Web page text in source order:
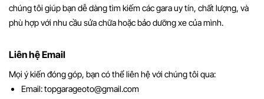
chúng tôi giúp bạn dễ dàng tìm kiếm các gara uy tín, chất lượng, và
phù hợp với nhu cầu sửa chữa hoặc bảo dưỡng xe của mình.
Liên hệ Email
Mọi ý kiến đóng góp, bạn có thể liên hệ với chúng tôi qua:
Email:topgarageoto@gmail.com